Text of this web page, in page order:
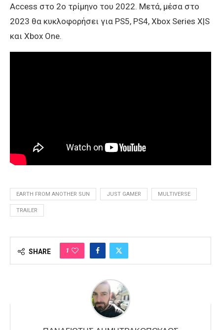
Access στο 2ο τρίμηνο του 2022. Μετά, μέσα στο
2023 θα κυκλοφορήσει για PS5, PS4, Xbox Series X|S
και Xbox One.
EARTH FROM ANOTHER SUN JUST GAMER MULTIVERSE
TRAILER
SHARE 1